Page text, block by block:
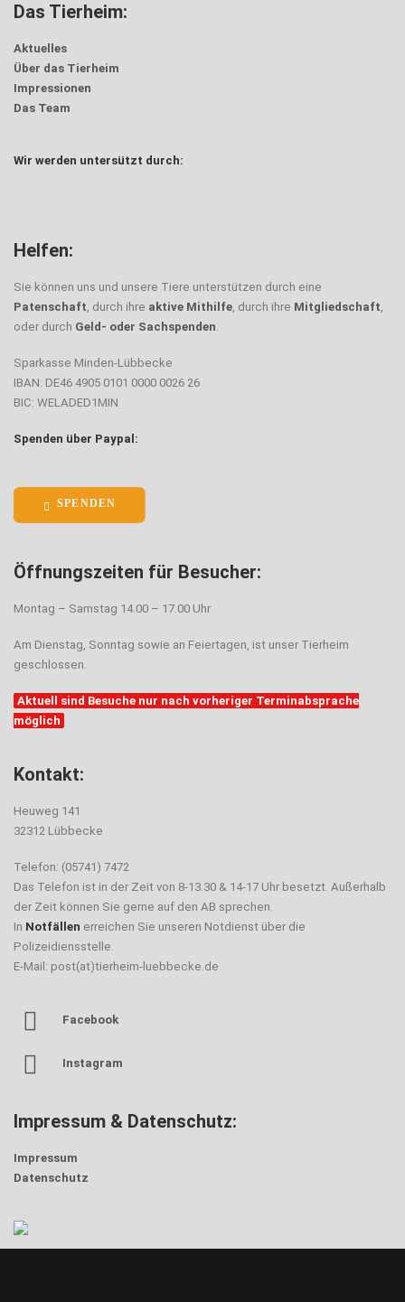
Das Tierheim:
Aktuelles
Über das Tierheim
Impressionen
Das Team
Wir werden untersützt durch:
Helfen:
Sie können uns und unsere Tiere unterstützen durch eine
Patenschaft, durch ihre aktive Mithilfe, durch ihre Mitgliedschaft,
oder durch Geld- oder Sachspenden.
Sparkasse Minden-Lübbecke
IBAN: DE46 4905 0101 0000 0026 26
BIC: WELADED1MIN
Spenden über Paypal:
SPENDEN
Öffnungszeiten für Besucher:
Montag – Samstag 14.00 – 17.00 Uhr
Am Dienstag, Sonntag sowie an Feiertagen, ist unser Tierheim
geschlossen.
Aktuell sind Besuche nur nach vorheriger Terminabsprache
möglich
Kontakt:
Heuweg 141
32312 Lübbecke
Telefon: (05741) 7472
Das Telefon ist in der Zeit von 8-13.30 & 14-17 Uhr besetzt. Außerhalb
der Zeit können Sie gerne auf den AB sprechen.
In Notfällen erreichen Sie unseren Notdienst über die
Polizeidiensstelle.
E-Mail: post(at)tierheim-luebbecke.de
Facebook
Instagram
Impressum & Datenschutz:
Impressum
Datenschutz